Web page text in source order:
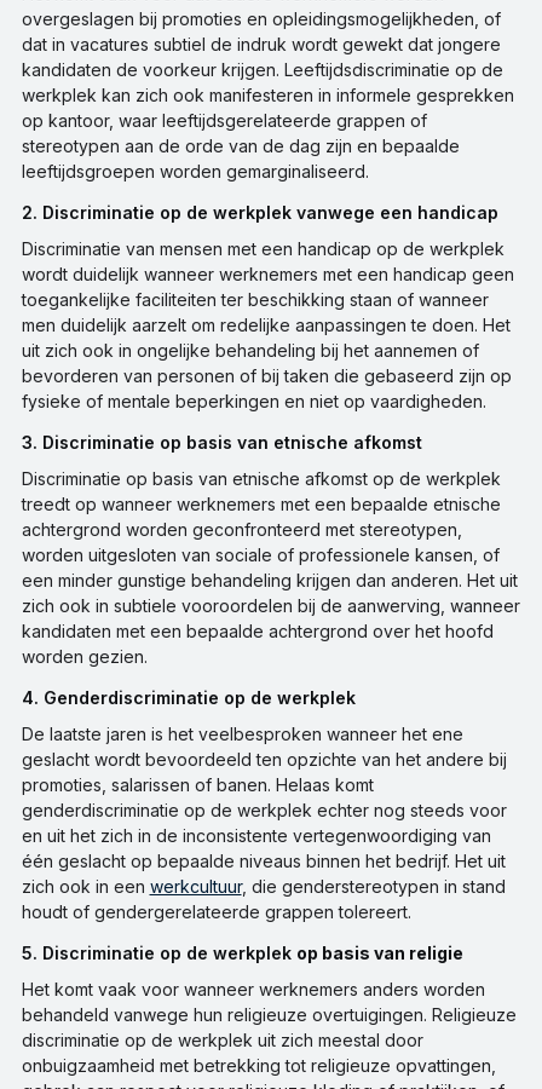
overgeslagen bij promoties en opleidingsmogelijkheden, of
dat in vacatures subtiel de indruk wordt gewekt dat jongere
kandidaten de voorkeur krijgen. Leeftijdsdiscriminatie op de
werkplek kan zich ook manifesteren in informele gesprekken
op kantoor, waar leeftijdsgerelateerde grappen of
stereotypen aan de orde van de dag zijn en bepaalde
leeftijdsgroepen worden gemarginaliseerd.
2. Discriminatie op de werkplek vanwege een handicap
Discriminatie van mensen met een handicap op de werkplek
wordt duidelijk wanneer werknemers met een handicap geen
toegankelijke faciliteiten ter beschikking staan of wanneer
men duidelijk aarzelt om redelijke aanpassingen te doen. Het
uit zich ook in ongelijke behandeling bij het aannemen of
bevorderen van personen of bij taken die gebaseerd zijn op
fysieke of mentale beperkingen en niet op vaardigheden.
3. Discriminatie op basis van etnische afkomst
Discriminatie op basis van etnische afkomst op de werkplek
treedt op wanneer werknemers met een bepaalde etnische
achtergrond worden geconfronteerd met stereotypen,
worden uitgesloten van sociale of professionele kansen, of
een minder gunstige behandeling krijgen dan anderen. Het uit
zich ook in subtiele vooroordelen bij de aanwerving, wanneer
kandidaten met een bepaalde achtergrond over het hoofd
worden gezien.
4. Genderdiscriminatie op de werkplek
De laatste jaren is het veelbesproken wanneer het ene
geslacht wordt bevoordeeld ten opzichte van het andere bij
promoties, salarissen of banen. Helaas komt
genderdiscriminatie op de werkplek echter nog steeds voor
en uit het zich in de inconsistente vertegenwoordiging van
één geslacht op bepaalde niveaus binnen het bedrijf. Het uit
zich ook in een werkcultuur, die genderstereotypen in stand
houdt of gendergerelateerde grappen tolereert.
5. Discriminatie op de werkplek op basis van religie
Het komt vaak voor wanneer werknemers anders worden
behandeld vanwege hun religieuze overtuigingen. Religieuze
discriminatie op de werkplek uit zich meestal door
onbuigzaamheid met betrekking tot religieuze opvattingen,